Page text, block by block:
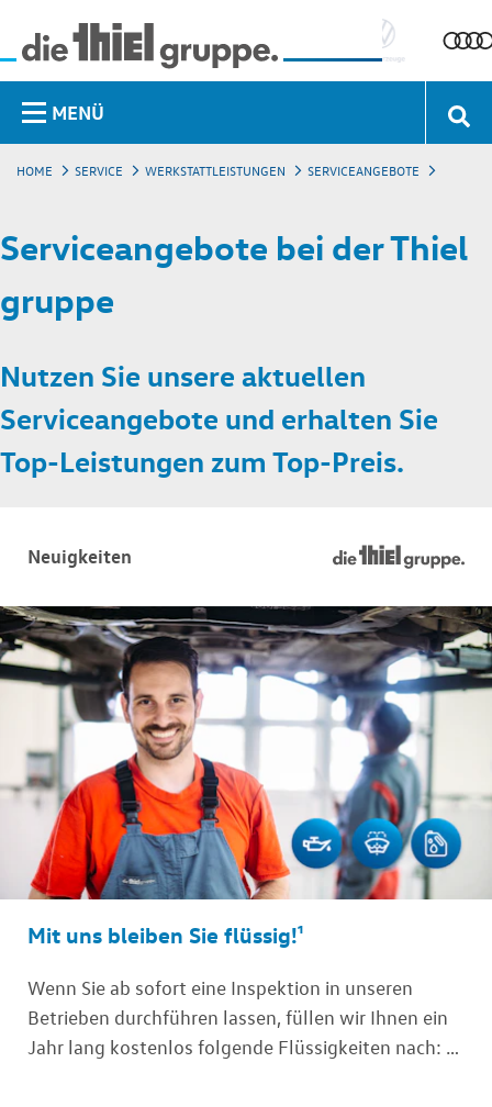
MENÜ
HOME SERVICE WERKSTATTLEISTUNGEN SERVICEANGEBOTE
Serviceangebote bei der Thiel
gruppe
Nutzen Sie unsere aktuellen
Serviceangebote und erhalten Sie
Top-Leistungen zum Top-Preis.
Neuigkeiten
Mit uns bleiben Sie flüssig!¹
Wenn Sie ab sofort eine Inspektion in unseren
Betrieben durchführen lassen, füllen wir Ihnen ein
Jahr lang kostenlos folgende Flüssigkeiten nach: …